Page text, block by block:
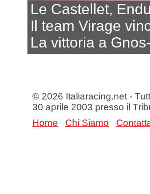
Le Castellet,
Il team Virage
La vittoria a
© 2026 Italiaracing.net -
30 aprile 2003 presso il
Home
Chi Siamo